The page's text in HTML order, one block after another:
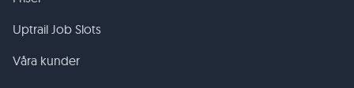
Uptrail Job Slots
Våra kunder